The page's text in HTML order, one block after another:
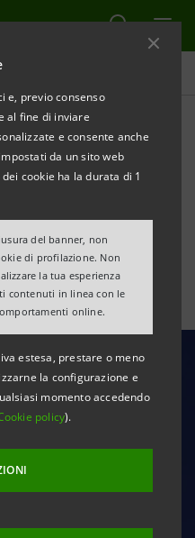
e, previo consenso
al fine di inviare
e consente anche
da un sito web
cookie ha la durata di 1
del banner, non
di profilazione. Non
la tua esperienza
contenuti in linea con le
online.
estesa, prestare o meno
la configurazione e
momento accedendo
policy).
premiata ai
-
di AIFIn